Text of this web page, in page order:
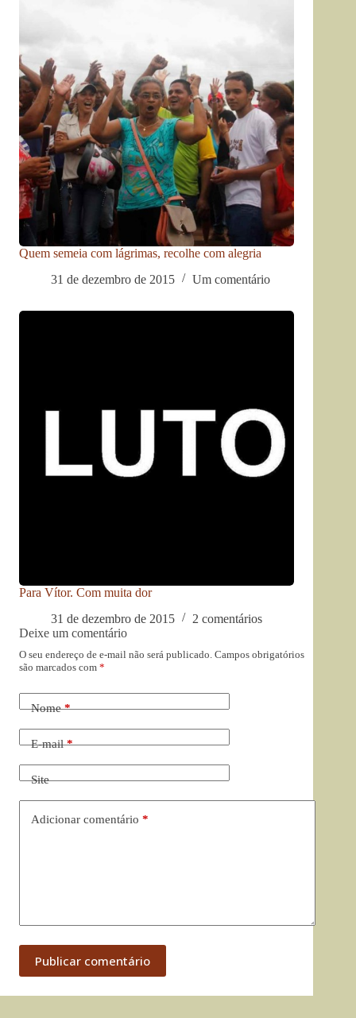
Quem semeia com lágrimas, recolhe com alegria
31 de dezembro de 2015
Um comentário
Para Vítor. Com muita dor
31 de dezembro de 2015
2 comentários
Deixe um comentário
O seu endereço de e-mail não será publicado. Campos obrigatórios
são marcados com *
Nome*
E-mail*
Site
Adicionar comentário *
Publicar comentário